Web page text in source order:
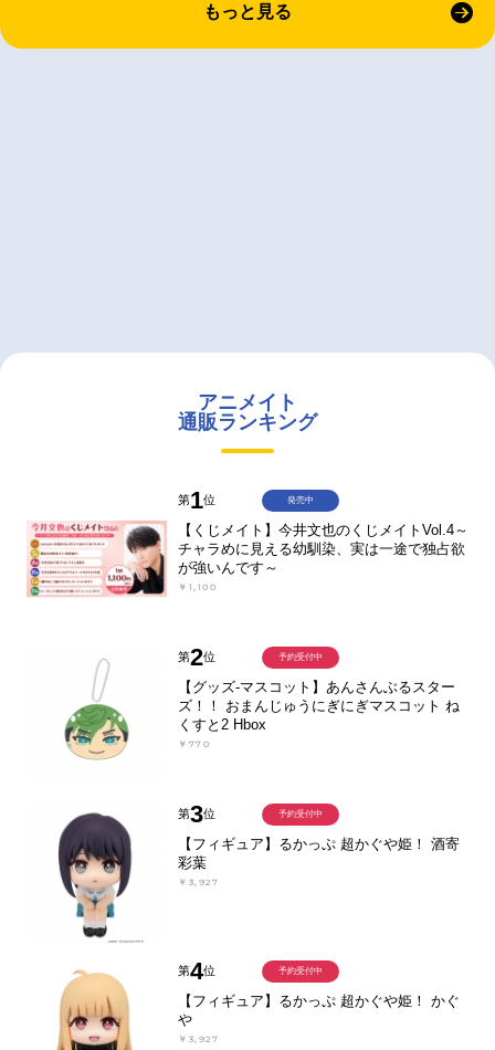
もっと見る
アニメイト
通販ランキング
第1位
【くじメイト】今井文也のくじメイトVol.4～
チャラめに見える幼馴染、実は一途で独占欲
が強いんです～
￥1,100
発売中
第2位
【グッズ-マスコット】あんさんぶるスター
ズ！！ おまんじゅうにぎにぎマスコット ね
くすと2 Hbox
￥770
予約受付中
第3位
【フィギュア】るかっぷ 超かぐや姫！ 酒寄
彩葉
￥3,927
予約受付中
第4位
【フィギュア】るかっぷ 超かぐや姫！ かぐ
や
￥3,927
予約受付中